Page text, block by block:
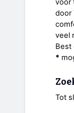
voor
door
veel
Best
*
Tot